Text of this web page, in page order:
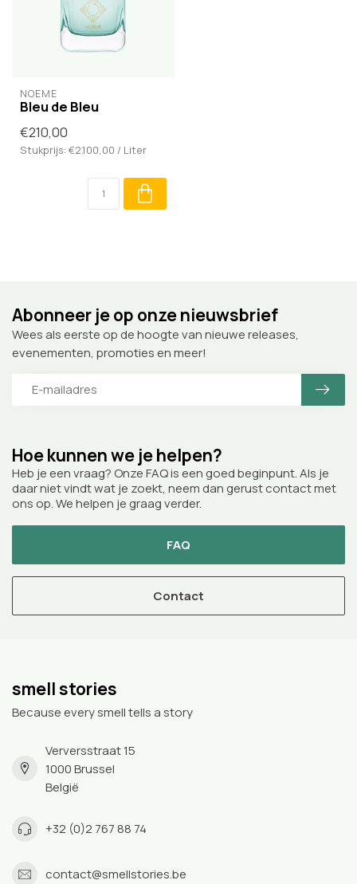
NOÈME
Bleu de Bleu
€210,00
Stukprijs: €2.100,00 / Liter
Hoe kunnen we je helpen?
Heb je een vraag? Onze FAQ is een goed beginpunt. Als je
daar niet vindt wat je zoekt, neem dan gerust contact met
ons op. We helpen je graag verder.
FAQ
Contact
Abonneer je op onze nieuwsbrief
Wees als eerste op de hoogte van nieuwe releases,
evenementen, promoties en meer!
smell stories
Because every smell tells a story
Verversstraat 15
1000 Brussel
België
+32 (0)2 767 88 74
contact@smellstories.be